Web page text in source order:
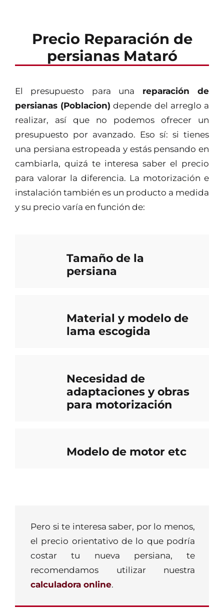
Precio Reparación de
persianas Mataró
El presupuesto para una reparación de
persianas (Poblacion) depende del arreglo a
realizar, así que no podemos ofrecer un
presupuesto por avanzado. Eso sí: si tienes
una persiana estropeada y estás pensando en
cambiarla, quizá te interesa saber el precio
para valorar la diferencia. La motorización e
instalación también es un producto a medida
y su precio varía en función de:
Tamaño de la
persiana
Material y modelo de
lama escogida
Necesidad de
adaptaciones y obras
para motorización
Modelo de motor etc
Pero si te interesa saber, por lo menos,
el precio orientativo de lo que podría
costar tu nueva persiana, te
recomendamos utilizar nuestra
calculadora online.